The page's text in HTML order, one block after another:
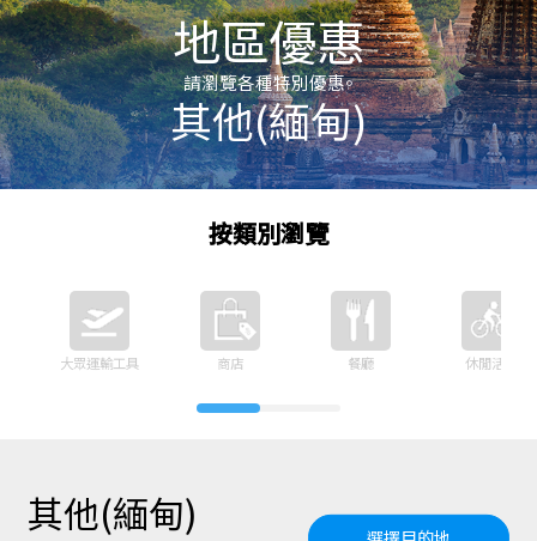
地區優惠
請瀏覽各種特別優惠。
其他(緬甸)
按類別瀏覽
大眾運輸工具 商店 餐廳 休閒活動
其他(緬甸)